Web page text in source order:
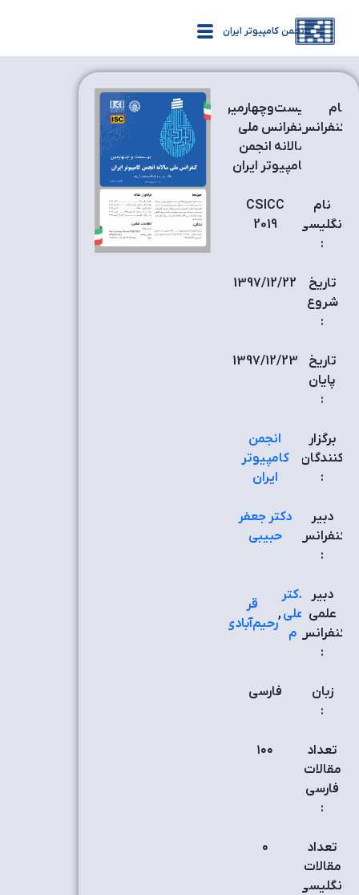
انجمن کامپیوتر ایران
نام
کنفرانس
بیست‌وچهارمین
کنفرانس ملی
سالانه انجمن
کامپیوتر ایران
نام
انگلیسی
:
CSICC
2019
تاریخ
شروع
:
1397/12/22
تاریخ
پایان
:
1397/12/23
برگزار
کنندگان
:
انجمن
کامپیوتر
ایران
دبیر
کنفرانس
:
دکتر جعفر
حبیبی
دبیر
علمی
کنفرانس
:
دکتر
علی
م
,
قر
رحیم‌آبادی
زبان
:
فارسی
تعداد
مقالات
فارسی
:
۱٠٠
تعداد
مقالات
انگلیسی
٠